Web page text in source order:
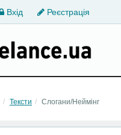
Вхід Реєстрація
Тексти Слогани/Неймінг